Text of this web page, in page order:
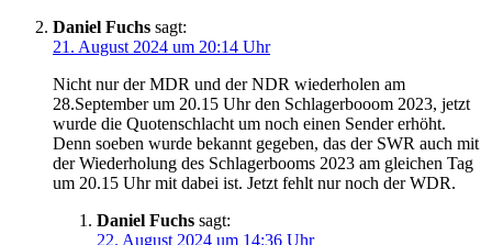
Daniel Fuchs sagt:
21. August 2024 um 20:14 Uhr
Nicht nur der MDR und der NDR wiederholen am
28.September um 20.15 Uhr den Schlagerbooom 2023, jetzt
wurde die Quotenschlacht um noch einen Sender erhöht.
Denn soeben wurde bekannt gegeben, das der SWR auch mit
der Wiederholung des Schlagerbooms 2023 am gleichen Tag
um 20.15 Uhr mit dabei ist. Jetzt fehlt nur noch der WDR.
Daniel Fuchs sagt:
22. August 2024 um 14:36 Uhr